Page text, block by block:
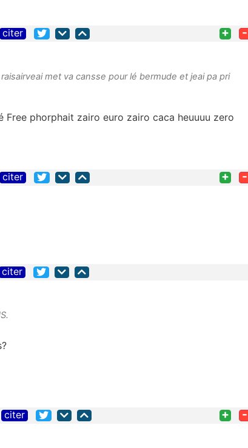
citer + -
met va cansse pour lé bermude et jeai pa pri
Free phorphait zairo euro zairo caca heuuuu zero
citer + -
citer
citer + -